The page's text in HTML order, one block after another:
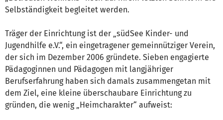
Selbständigkeit begleitet werden.
Träger der Einrichtung ist der „südSee Kinder- und
Jugendhilfe e.V.“, ein eingetragener gemeinnütziger Verein,
der sich im Dezember 2006 gründete. Sieben engagierte
Pädagoginnen und Pädagogen mit langjähriger
Berufserfahrung haben sich damals zusammengetan mit
dem Ziel, eine kleine überschaubare Einrichtung zu
gründen, die wenig „Heimcharakter“ aufweist: